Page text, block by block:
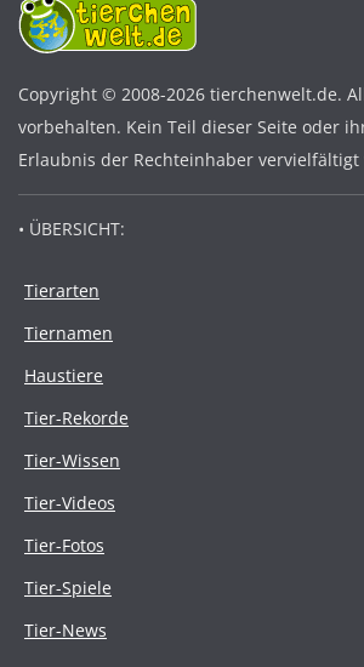
Copyright © 2008-2026 tierchenwelt.de.
vorbehalten. Kein Teil dieser Seite oder
Erlaubnis der Rechteinhaber vervielfältigt
• ÜBERSICHT:
Tierarten
Tiernamen
Haustiere
Tier-Rekorde
Tier-Wissen
Tier-Videos
Tier-Fotos
Tier-Spiele
Tier-News